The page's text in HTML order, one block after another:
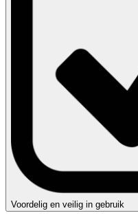
Voordelig en veilig in gebruik